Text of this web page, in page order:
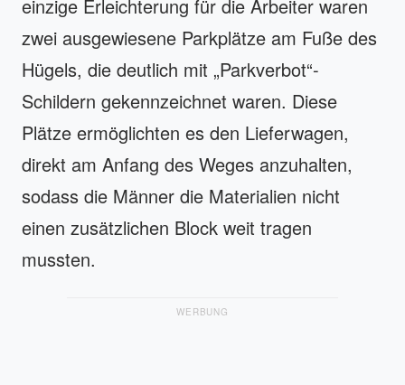
einzige Erleichterung für die Arbeiter waren
zwei ausgewiesene Parkplätze am Fuße des
Hügels, die deutlich mit „Parkverbot“-
Schildern gekennzeichnet waren. Diese
Plätze ermöglichten es den Lieferwagen,
direkt am Anfang des Weges anzuhalten,
sodass die Männer die Materialien nicht
einen zusätzlichen Block weit tragen
mussten.
WERBUNG